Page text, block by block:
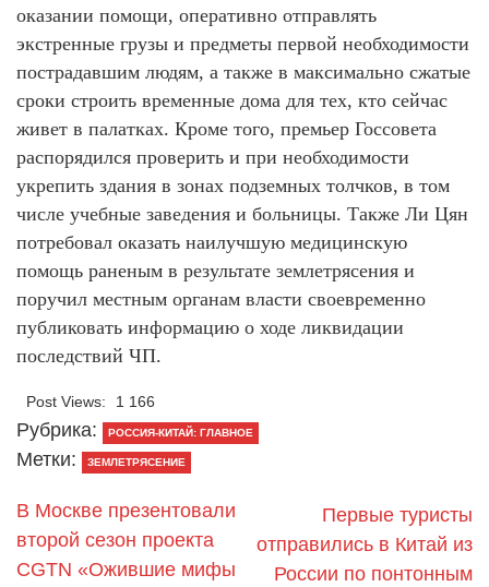
оказании помощи, оперативно отправлять
экстренные грузы и предметы первой необходимости
пострадавшим людям, а также в максимально сжатые
сроки строить временные дома для тех, кто сейчас
живет в палатках. Кроме того, премьер Госсовета
распорядился проверить и при необходимости
укрепить здания в зонах подземных толчков, в том
числе учебные заведения и больницы. Также Ли Цян
потребовал оказать наилучшую медицинскую
помощь раненым в результате землетрясения и
поручил местным органам власти своевременно
публиковать информацию о ходе ликвидации
последствий ЧП.
Post Views: 1 166
Рубрика: РОССИЯ-КИТАЙ: ГЛАВНОЕ
Метки: ЗЕМЛЕТРЯСЕНИЕ
В Москве презентовали
второй сезон проекта
CGTN «Ожившие мифы
Первые туристы
отправились в Китай из
России по понтонным